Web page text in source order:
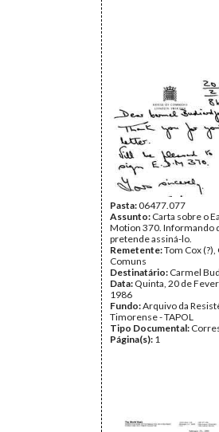
Pasta:06477.077
Assunto: Carta sobre o
Motion 370. Informando
pretende assiná-lo.
Remetente:Tom Cox
Comuns
Destinatário: Carmel
Data: Quinta, 20 de
1986
Fundo:Arquivo da
Timorense - TAPOL
Tipo Documental:
Página(s): 1